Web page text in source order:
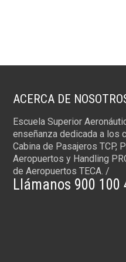
ACERCA DE
Escuela Superior
enseñanza dedicada a los
Cabina de Pasajeros TCP,
Aeropuertos y Handling
de Aeropuertos TECA. /
Llámanos 900 100